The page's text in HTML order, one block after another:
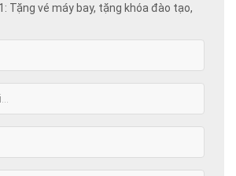
Tặng vé máy bay, tặng khóa đào tạo,